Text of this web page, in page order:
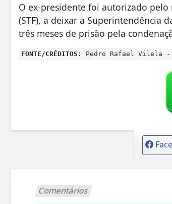
O ex-presidente foi autorizado
(STF), a deixar a Superintendência
três meses de prisão pela
FONTE/CRÉDITOS: Pedro Rafael Vilela -
Comentários